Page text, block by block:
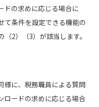
ドの求めに応じる場合に
て条件を設定できる機能の
2）（3）が該当します。
様に、税務職員による質問
ロードの求めに応じる場合